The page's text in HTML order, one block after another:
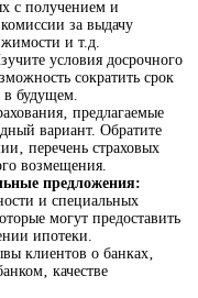
с получением и
за выдачу
и т.д.
условия досрочного
сократить срок
будущем.
предлагаемые
вариант. Обратите
перечень страховых
возмещения.
предложения:
и специальных
могут предоставить
ипотеки.
клиентов о банках‚
качестве